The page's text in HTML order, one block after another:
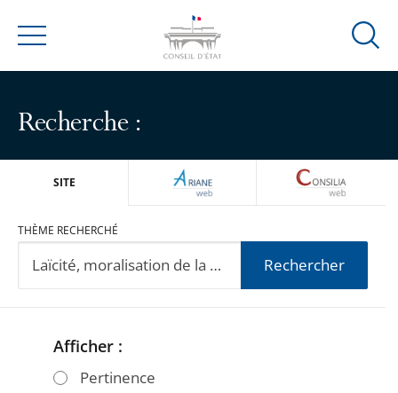
Menu
Ouvrir
Recherche :
SITE ARIANEWEB
THÈME RECHERCHÉ
Rechercher
Passer
PasserAfficher :
Pertinence